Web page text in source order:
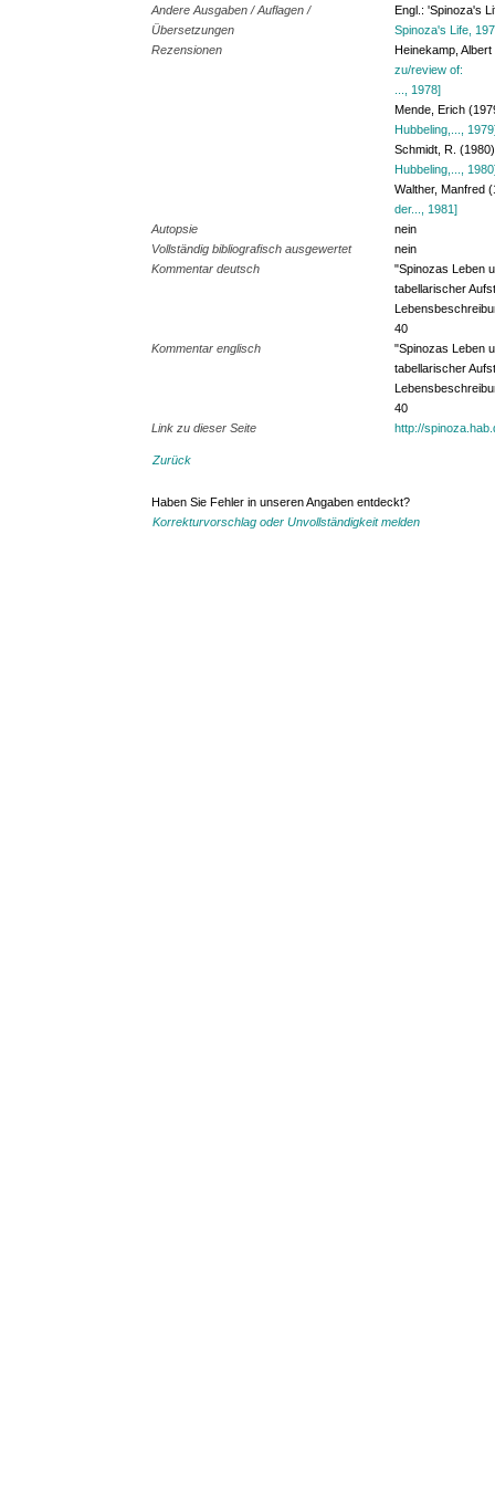
Andere Ausgaben / Auflagen /
Übersetzungen
Engl.: 'Spinoza's
Spinoza's Life,
Rezensionen
Heinekamp,
zu/review of:
..., 1978]
Mende, Erich
Hubbeling,...,
Schmidt, R.
Hubbeling,...,
Walther, Manfred
der..., 1981]
Autopsie
nein
Vollständig bibliografisch ausgewertet
nein
Kommentar deutsch
"Spinozas Leben
tabellarischer
40
Kommentar englisch
"Spinozas Leben
tabellarischer
40
Link zu dieser Seite
http://
Zurück
Haben Sie Fehler in unseren Angaben entdeckt?
Korrekturvorschlag oder Unvollständigkeit melden